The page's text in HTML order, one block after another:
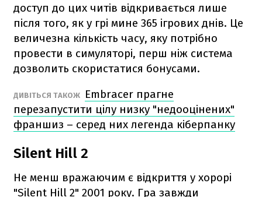
доступ до цих читів відкривається лише
після того, як у грі мине 365 ігрових днів. Це
величезна кількість часу, яку потрібно
провести в симуляторі, перш ніж система
дозволить скористатися бонусами.
ДИВІТЬСЯ ТАКОЖ
Embracer прагне
перезапустити цілу низку "недооцінених"
франшиз – серед них легенда кіберпанку
Silent Hill 2
Не менш вражаючим є відкриття у хорорі
"Silent Hill 2" 2001 року. Гра завжди